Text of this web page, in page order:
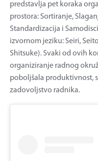
predstavlja pet koraka
prostora: Sortiranje,
Standardizacija i
izvornom jeziku: Seiri,
Shitsuke). Svaki od ovih
organiziranje radnog
poboljšala produktivnost,
zadovoljstvo radnika.